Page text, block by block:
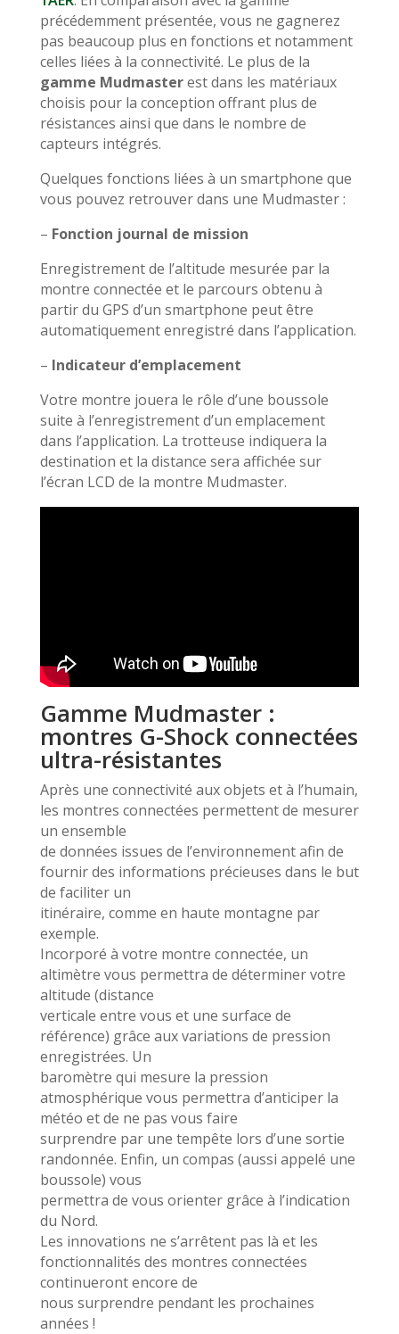
précédemment présentée, vous ne gagnerez
pas beaucoup plus en fonctions et notamment
celles liées à la connectivité. Le plus de la
gamme Mudmasterest dans les matériaux
choisis pour la conception offrant plus de
résistances ainsi que dans le nombre de
capteurs intégrés.
Quelques fonctions liées à un smartphone que
vous pouvez retrouver dans une Mudmaster :
– Fonction journal de mission
Enregistrement de l’altitude mesurée par la
montre connectée et le parcours obtenu à
partir du GPS d’un smartphone peut être
automatiquement enregistré dans l’application.
– Indicateur d’emplacement
Votre montre jouera le rôle d’une boussole
suite à l’enregistrement d’un emplacement
dans l’application. La trotteuse indiquera la
destination et la distance sera affichée sur
l’écran LCD de la montre Mudmaster.
Gamme Mudmaster :
montres G-Shock connectées
ultra-résistantes
Après une connectivité aux objets et à l’humain,
les montres connectées permettent de mesurer
un ensemble
de données issues de l’environnement afin de
fournir des informations précieuses dans le but
de faciliter un
itinéraire, comme en haute montagne par
exemple.
Incorporé à votre montre connectée, un
altimètre vous permettra de déterminer votre
altitude (distance
verticale entre vous et une surface de
référence) grâce aux variations de pression
enregistrées. Un
baromètre qui mesure la pression
atmosphérique vous permettra d’anticiper la
météo et de ne pas vous faire
surprendre par une tempête lors d’une sortie
randonnée. Enfin, un compas (aussi appelé une
boussole) vous
permettra de vous orienter grâce à l’indication
du Nord.
Les innovations ne s’arrêtent pas là et les
fonctionnalités des montres connectées
continueront encore de
nous surprendre pendant les prochaines
années !